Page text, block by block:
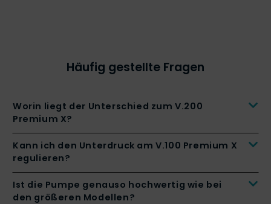
Häufig gestellte Fragen
Worin liegt der Unterschied zum V.200
Premium X?
Kann ich den Unterdruck am V.100 Premium X
regulieren?
Ist die Pumpe genauso hochwertig wie bei
den größeren Modellen?